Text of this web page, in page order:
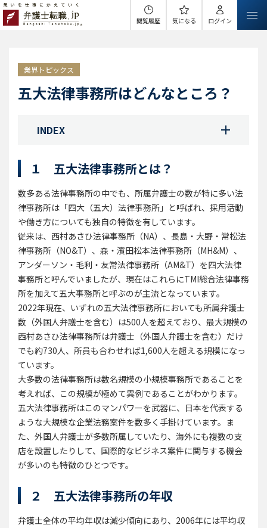
閲覧履歴 気になる ログイン
業界トピックス
五大法律事務所はどんなところ？
INDEX
１ 五大法律事務所とは？
数多ある法律事務所の中でも、所属弁護士の数が特に多い法
律事務所は「四大（五大）法律事務所」と呼ばれ、採用活動
や働き方についても独自の特徴を有しています。
従来は、西村あさひ法律事務所（NA）、長島・大野・常松法
律事務所（NO&T）、森・濱田松本法律事務所（MH&M）、
アンダーソン・毛利・友常法律事務所（AM&T）を四大法律
事務所と呼んでいましたが、現在はこれらにTMI総合法律事務
所を加えて五大事務所と呼ぶのが主流となっています。
2022年現在、いずれの五大法律事務所においても所属弁護士
数（外国人弁護士を含む）は500人を超えており、最大規模の
西村あさひ法律事務所は弁護士（外国人弁護士を含む）だけ
でも約730人、所員も合わせれば1,600人を超える規模になっ
ています。
大多数の法律事務所は数名規模の小規模事務所であることを
考えれば、この規模が極めて異例であることがわかります。
五大法律事務所はこのマンパワーを武器に、日本を代表する
ような大規模な企業法務案件を数多く手掛けています。ま
た、外国人弁護士が多数所属していたり、海外にも複数の支
店を設置したりして、国際的なビジネス案件に関与する機会
が多いのも特徴のひとつです。
２ 五大法律事務所の年収
弁護士全体の平均年収は減少傾向にあり、2006年には平均収